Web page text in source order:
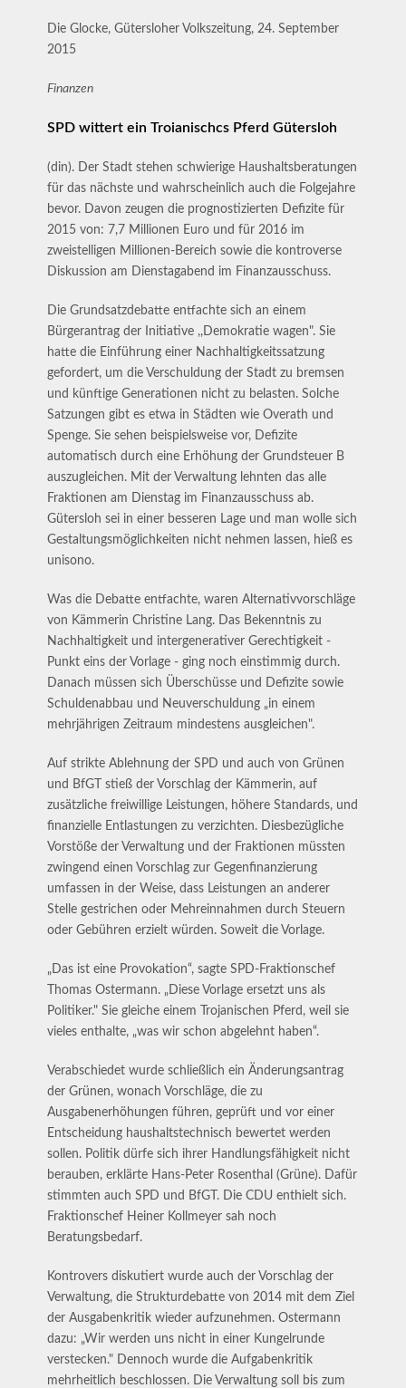
Die Glocke, Gütersloher Volkszeitung, 24. September
2015
Finanzen
SPD wittert ein Troianischcs Pferd Gütersloh
(din). Der Stadt stehen schwierige Haushaltsberatungen
für das nächste und wahrscheinlich auch die Folgejahre
bevor. Davon zeugen die prognostizierten Defizite für
2015 von: 7,7 Millionen Euro und für 2016 im
zweistelligen Millionen-Bereich sowie die kontroverse
Diskussion am Dienstagabend im Finanzausschuss.
Die Grundsatzdebatte entfachte sich an einem
Bürgerantrag der Initiative ,,Demokratie wagen". Sie
hatte die Einführung einer Nachhaltigkeitssatzung
gefordert, um die Verschuldung der Stadt zu bremsen
und künftige Generationen nicht zu belasten. Solche
Satzungen gibt es etwa in Städten wie Overath und
Spenge. Sie sehen beispielsweise vor, Defizite
automatisch durch eine Erhöhung der Grundsteuer B
auszugleichen. Mit der Verwaltung lehnten das alle
Fraktionen am Dienstag im Finanzausschuss ab.
Gütersloh sei in einer besseren Lage und man wolle sich
Gestaltungsmöglichkeiten nicht nehmen lassen, hieß es
unisono.
Was die Debatte entfachte, waren Alternativvorschläge
von Kämmerin Christine Lang. Das Bekenntnis zu
Nachhaltigkeit und intergenerativer Gerechtigkeit -
Punkt eins der Vorlage - ging noch einstimmig durch.
Danach müssen sich Überschüsse und Defizite sowie
Schuldenabbau und Neuverschuldung „in einem
mehrjährigen Zeitraum mindestens ausgleichen".
Auf strikte Ablehnung der SPD und auch von Grünen
und BfGT stieß der Vorschlag der Kämmerin, auf
zusätzliche freiwillige Leistungen, höhere Standards, und
finanzielle Entlastungen zu verzichten. Diesbezügliche
Vorstöße der Verwaltung und der Fraktionen müssten
zwingend einen Vorschlag zur Gegenfinanzierung
umfassen in der Weise, dass Leistungen an anderer
Stelle gestrichen oder Mehreinnahmen durch Steuern
oder Gebühren erzielt würden. Soweit die Vorlage.
„Das ist eine Provokation“, sagte SPD-Fraktionschef
Thomas Ostermann. „Diese Vorlage ersetzt uns als
Politiker." Sie gleiche einem Trojanischen Pferd, weil sie
vieles enthalte, „was wir schon abgelehnt haben“.
Verabschiedet wurde schließlich ein Änderungsantrag
der Grünen, wonach Vorschläge, die zu
Ausgabenerhöhungen führen, geprüft und vor einer
Entscheidung haushaltstechnisch bewertet werden
sollen. Politik dürfe sich ihrer Handlungsfähigkeit nicht
berauben, erklärte Hans-Peter Rosenthal (Grüne). Dafür
stimmten auch SPD und BfGT. Die CDU enthielt sich.
Fraktionschef Heiner Kollmeyer sah noch
Beratungsbedarf.
Kontrovers diskutiert wurde auch der Vorschlag der
Verwaltung, die Strukturdebatte von 2014 mit dem Ziel
der Ausgabenkritik wieder aufzunehmen. Ostermann
dazu: „Wir werden uns nicht in einer Kungelrunde
verstecken." Dennoch wurde die Aufgabenkritik
mehrheitlich beschlossen. Die Verwaltung soll bis zum